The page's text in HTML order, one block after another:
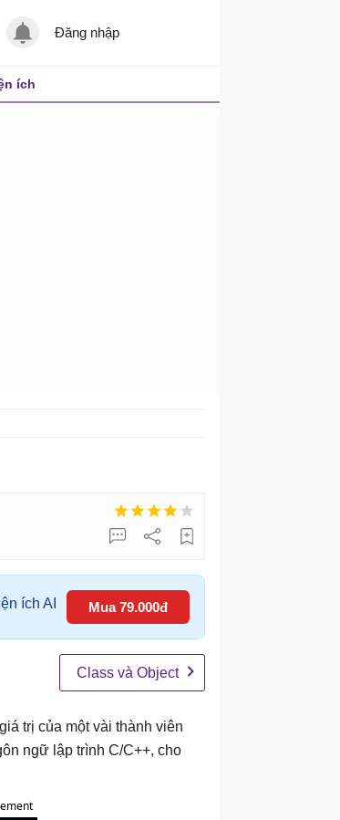
Đăng nhập
ích
ích AI Mua 79.000đ
Class và Object
trị của một vài thành viên
ngữ lập trình C/C++, cho